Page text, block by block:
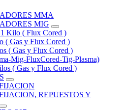
MMA
MIG
Kilo ( Flux Cored )
( Gas y Flux Cored )
( Gas y Flux Cored )
Mig-FluxCored-Tig-Plasma)
( Gas y Flux Cored )
REPUESTOS Y